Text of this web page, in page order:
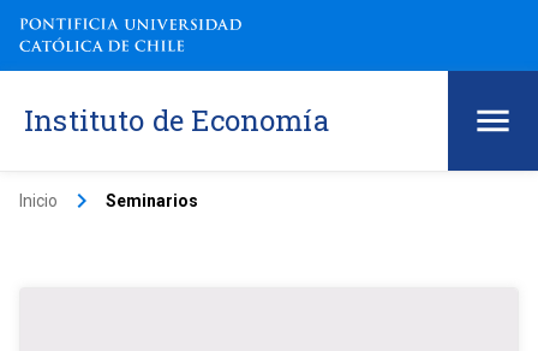
Instituto de Economía
Inicio keyboard_arrow_right Seminarios